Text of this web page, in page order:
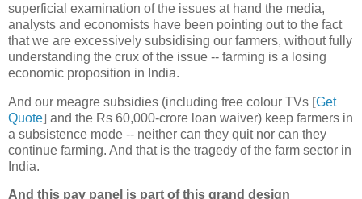
superficial examination of the issues at hand the media,
analysts and economists have been pointing out to the fact
that we are excessively subsidising our farmers, without fully
understanding the crux of the issue -- farming is a losing
economic proposition in India.
And our meagre subsidies (including free colour TVs [Get
Quote] and the Rs 60,000-crore loan waiver) keep farmers in
a subsistence mode -- neither can they quit nor can they
continue farming. And that is the tragedy of the farm sector in
India.
And this pay panel is part of this grand design